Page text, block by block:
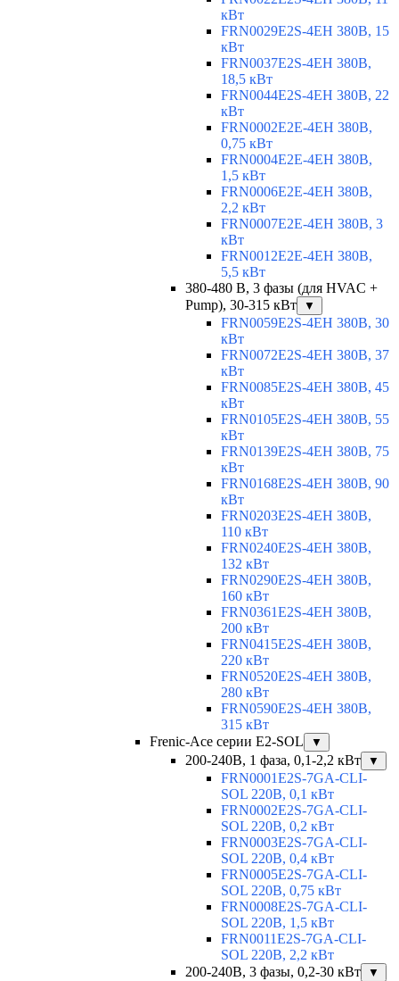
кВт
FRN0029E2S-4EH 380В, 15
кВт
FRN0037E2S-4EH 380В,
18,5 кВт
FRN0044E2S-4EH 380В, 22
кВт
FRN0002E2E-4EH 380В,
0,75 кВт
FRN0004E2E-4EH 380В,
1,5 кВт
FRN0006E2E-4EH 380В,
2,2 кВт
FRN0007E2E-4EH 380В, 3
кВт
FRN0012E2E-4EH 380В,
5,5 кВт
380-480 В, 3 фазы (для HVAC +
Pump), 30-315 кВт
▼
FRN0059E2S-4EH 380В, 30
кВт
FRN0072E2S-4EH 380В, 37
кВт
FRN0085E2S-4EH 380В, 45
кВт
FRN0105E2S-4EH 380В, 55
кВт
FRN0139E2S-4EH 380В, 75
кВт
FRN0168E2S-4EH 380В, 90
кВт
FRN0203E2S-4EH 380В,
110 кВт
FRN0240E2S-4EH 380В,
132 кВт
FRN0290E2S-4EH 380В,
160 кВт
FRN0361E2S-4EH 380В,
200 кВт
FRN0415E2S-4EH 380В,
220 кВт
FRN0520E2S-4EH 380В,
280 кВт
FRN0590E2S-4EH 380В,
315 кВт
Frenic-Ace серии E2-SOL
▼
200-240В, 1 фаза, 0,1-2,2 кВт ▼
FRN0001E2S-7GA-CLI-
SOL 220В, 0,1 кВт
FRN0002E2S-7GA-CLI-
SOL 220В, 0,2 кВт
FRN0003E2S-7GA-CLI-
SOL 220В, 0,4 кВт
FRN0005E2S-7GA-CLI-
SOL 220В, 0,75 кВт
FRN0008E2S-7GA-CLI-
SOL 220В, 1,5 кВт
FRN0011E2S-7GA-CLI-
SOL 220В, 2,2 кВт
200-240В, 3 фазы, 0,2-30 кВт
▼